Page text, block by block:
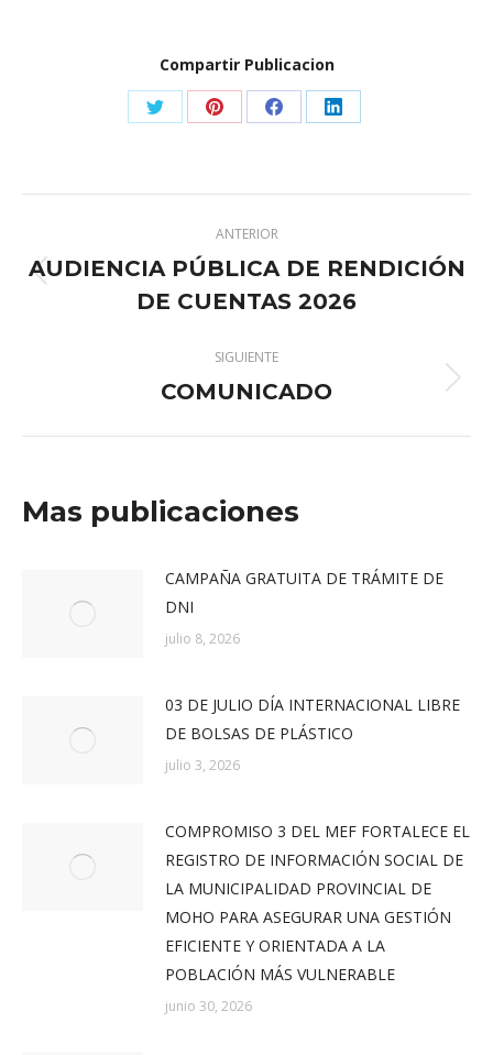
Compartir Publicacion
Share
X
Share
Pinterest
Share
Facebook
Share
LinkedIn
entre
publicaciones
ANTERIOR
Publicación
anterior:
AUDIENCIA PÚBLICA DE RENDICIÓN
DE CUENTAS 2026
SIGUIENTE
Publicación
COMUNICADO
Mas publicaciones
CAMPAÑA GRATUITA DE TRÁMITE DE
DNI
julio 8, 2026
03 DE JULIO DÍA INTERNACIONAL LIBRE
DE BOLSAS DE PLÁSTICO
julio 3, 2026
COMPROMISO 3 DEL MEF FORTALECE EL
REGISTRO DE INFORMACIÓN SOCIAL DE
LA MUNICIPALIDAD PROVINCIAL DE
MOHO PARA ASEGURAR UNA GESTIÓN
EFICIENTE Y ORIENTADA A LA
POBLACIÓN MÁS VULNERABLE
junio 30, 2026